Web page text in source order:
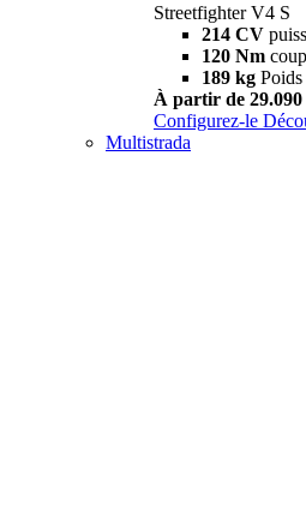
Streetfighter V4 S
214 CV
120 Nm
189 kg Poids
À partir de 29.090
Configurez-le
Multistrada